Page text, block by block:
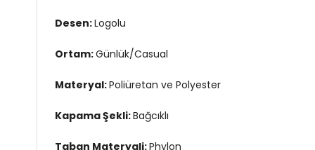
Desen:Logolu
Ortam:Günlük/Casual
Materyal:Poliüretan ve Polyester
Kapama Şekli:Bağcıklı
Taban Materyali:Phylon